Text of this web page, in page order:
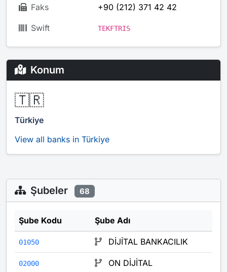
Faks +90 (212) 371 42 42
Swift TEKFTRIS
Konum
🇹🇷
Türkiye
View all banks in Türkiye
Şubeler 68
Şube Kodu Şube Adı
01050 DİJİTAL BANKACILIK
02000 ON DİJİTAL